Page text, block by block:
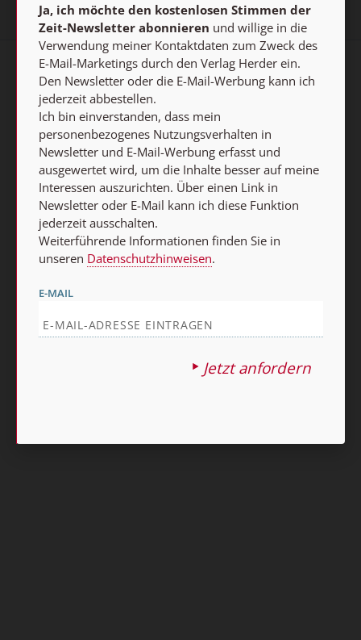
AGB und Widerrufsbelehrung Datenschutz
Barrierefreiheit Impressum
Vertrag widerrufen
Abo online kündigen
Nach oben
Ja, ich möchte den kostenlosen Stimmen der
Zeit-Newsletter abonnieren und willige in die
Verwendung meiner Kontaktdaten zum Zweck des
E-Mail-Marketings durch den Verlag Herder ein.
Den Newsletter oder die E-Mail-Werbung kann ich
jederzeit abbestellen.
Ich bin einverstanden, dass mein
personenbezogenes Nutzungsverhalten in
Newsletter und E-Mail-Werbung erfasst und
ausgewertet wird, um die Inhalte besser auf meine
Interessen auszurichten. Über einen Link in
Newsletter oder E-Mail kann ich diese Funktion
jederzeit ausschalten.
Weiterführende Informationen finden Sie in
unseren Datenschutzhinweisen.
E-MAIL
Jetzt anfordern